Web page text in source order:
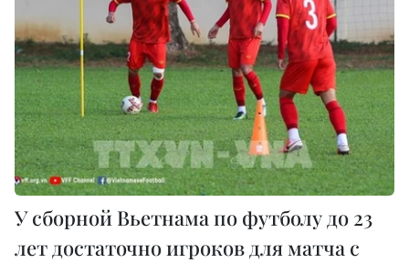
У сборной Вьетнама по футболу до 23
лет достаточно игроков для матча с